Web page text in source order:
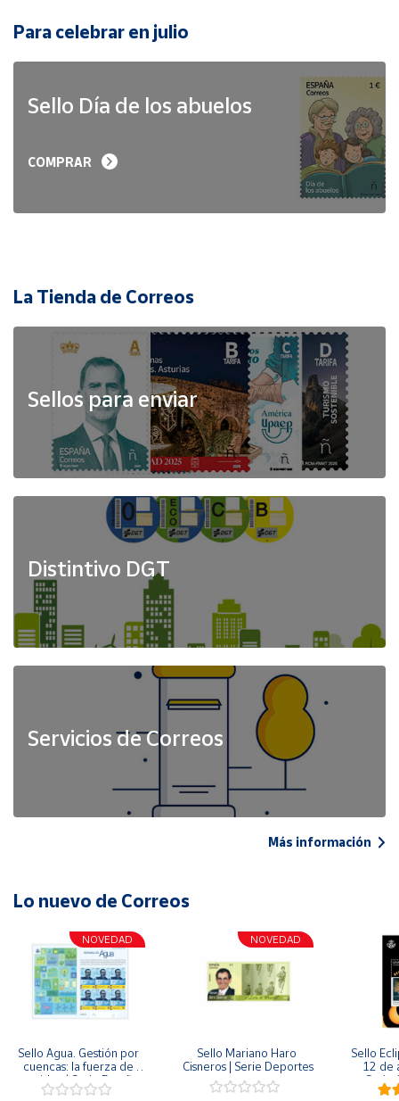
Para celebrar en julio
Sello Día de los abuelos
COMPRAR
La Tienda de Correos
Sellos para enviar
Distintivo DGT
Servicios de Correos
Más información
Lo nuevo de Correos
NOVEDAD
Sello Agua. Gestión por
cuencas: la fuerza de
una idea.| Serie España
ES| Pliego Premium
NOVEDAD
Sello Mariano Haro
Cisneros | Serie Deportes
Sello
12 de
Serie